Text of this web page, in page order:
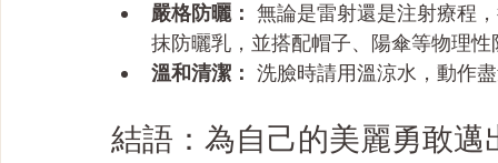
嚴格防曬： 無論是雷射還是注射療程
抹防曬乳，並搭配帽子、陽傘等物理
溫和清潔： 洗臉時請用溫涼水，動作
結語：為自己的美麗勇敢邁